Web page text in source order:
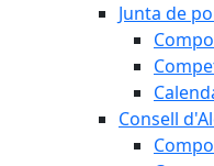
Junta de
Consell